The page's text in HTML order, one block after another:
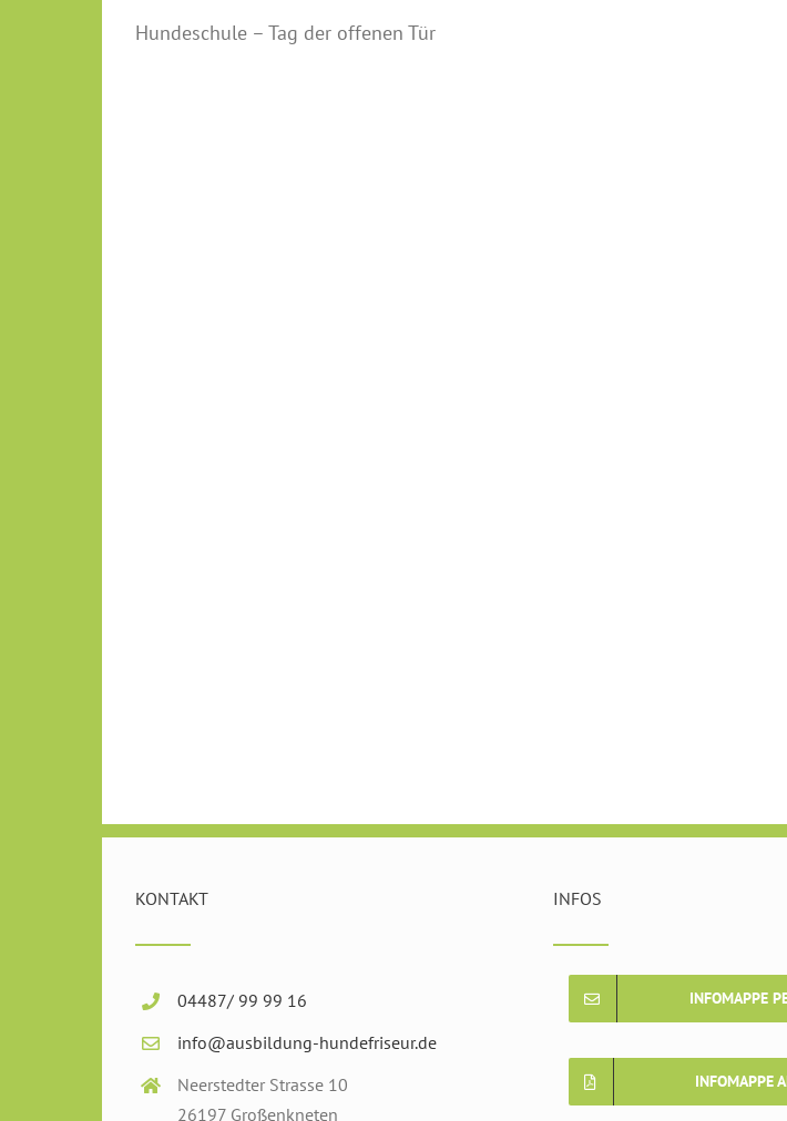
Hundeschule – Tag der offenen Tür
KONTAKT
04487/ 99 99 16
info@ausbildung-hundefriseur.de
Neerstedter Strasse 10
26197 Großenkneten
INFOS
INFOMAPPE
INFOMAPPE